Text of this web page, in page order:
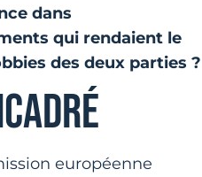
dans
qui rendaient le
des deux parties ?
européenne